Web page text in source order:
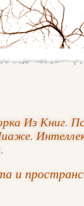
Из Книг.
.
.
и